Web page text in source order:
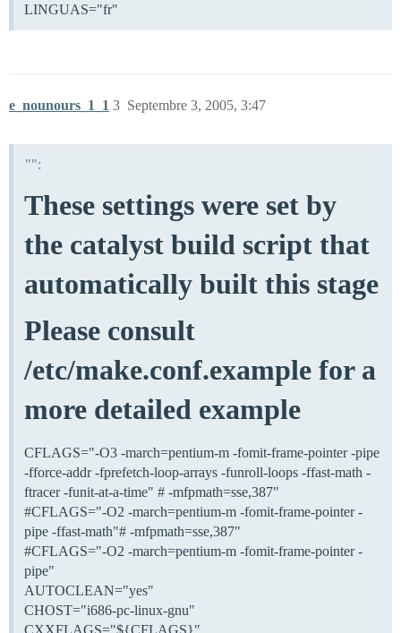
LINGUAS="fr"
e_nounours_1_1 Septembre 3, 2005, 3:47
3
"":
These settings were set by
the catalyst build script that
automatically built this stage
Please consult
/etc/make.conf.example for a
more detailed example
CFLAGS="-O3 -march=pentium-m -fomit-frame-pointer -pipe
-fforce-addr -fprefetch-loop-arrays -funroll-loops -ffast-math -
ftracer -funit-at-a-time" # -mfpmath=sse,387"
#CFLAGS="-O2 -march=pentium-m -fomit-frame-pointer -
pipe -ffast-math"# -mfpmath=sse,387"
#CFLAGS="-O2 -march=pentium-m -fomit-frame-pointer -
pipe"
AUTOCLEAN="yes"
CHOST="i686-pc-linux-gnu"